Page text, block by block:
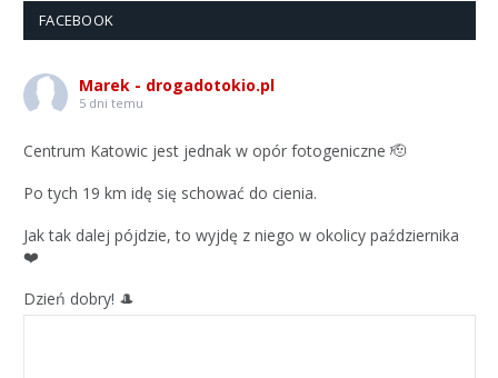
FACEBOOK
Marek - drogadotokio.pl
5 dni temu
Centrum Katowic jest jednak w opór fotogeniczne 🫡
Po tych 19 km idę się schować do cienia.
Jak tak dalej pójdzie, to wyjdę z niego w okolicy października
❤️
Dzień dobry! 🎩